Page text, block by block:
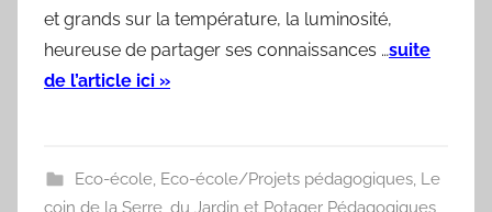
et grands sur la température, la luminosité,
heureuse de partager ses connaissances …suite
de l’article ici »
Eco-école, Eco-école/Projets pédagogiques, Le
coin de la Serre, du Jardin et Potager Pédagogiques